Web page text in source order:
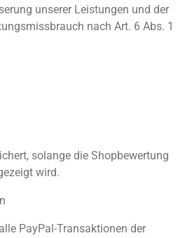
unserer Leistungen und der
nach Art. 6 Abs. 1
solange die Shopbewertung
wird.
PayPal-Transaktionen der